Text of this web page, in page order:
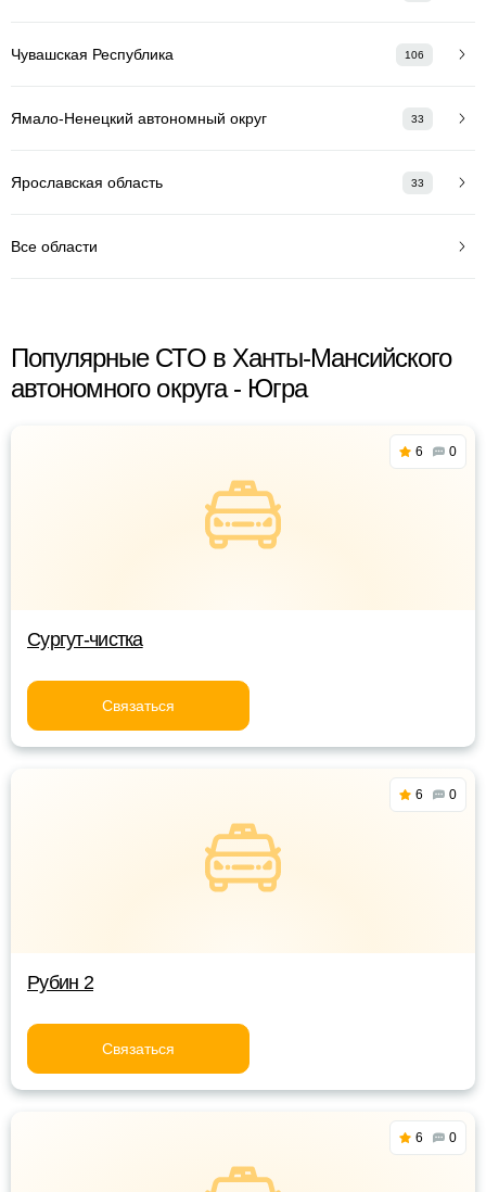
Чувашская Республика 106
Ямало-Ненецкий автономный округ 33
Ярославская область 33
Все области
Популярные СТО в Ханты-Мансийского
автономного округа - Югра
6 0
Сургут-чистка
Связаться
6 0
Рубин 2
Связаться
6 0